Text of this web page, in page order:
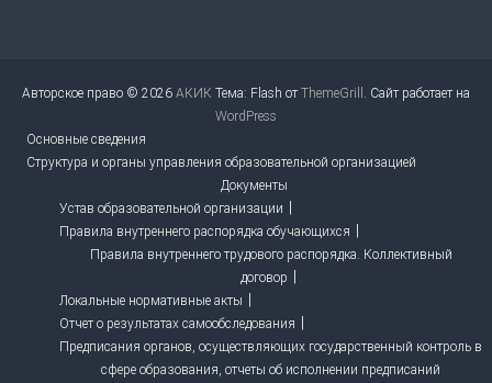
Авторское право © 2026 АКИК Тема: Flash отThemeGrill . Сайт работает на
WordPress
Основные сведения
Структура и органы управления образовательной организацией
Документы
Устав образовательной организации
Правила внутреннего распорядка обучающихся
Правила внутреннего трудового распорядка. Коллективный
договор
Локальные нормативные акты
Отчет о результатах самообследования
Предписания органов, осуществляющих государственный контроль в
сфере образования, отчеты об исполнении предписаний